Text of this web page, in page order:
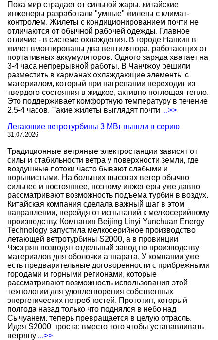
Пока мир страдает от сильной жары, китайские
инженеры разработали "умные" жилеты с климат-
контролем. Жилеты с кондиционированием почти не
отличаются от обычной рабочей одежды. Главное
отличие - в системе охлаждения. В городе Нанкин в
жилет вмонтированы два вентилятора, работающих от
портативных аккумуляторов. Одного заряда хватает на
3-4 часа непрерывной работы. В Чанчжоу решили
разместить в карманах охлаждающие элементы с
материалом, который при нагревании переходит из
твердого состояния в жидкое, активно поглощая тепло.
Это поддерживает комфортную температуру в течение
2,5-4 часов. Такие жилеты выглядят почти ...>>
Летающие ветротурбины 3 МВт вышли в серию
31.07.2026
Традиционные ветряные электростанции зависят от
силы и стабильности ветра у поверхности земли, где
воздушные потоки часто бывают слабыми и
порывистыми. На больших высотах ветер обычно
сильнее и постояннее, поэтому инженеры уже давно
рассматривают возможность подъема турбин в воздух.
Китайская компания сделала важный шаг в этом
направлении, перейдя от испытаний к мелкосерийному
производству. Компания Beijing Linyi Yunchuan Energy
Technology запустила мелкосерийное производство
летающей ветротурбины S2000, а в провинции
Чжэцзян возводят отдельный завод по производству
материалов для оболочки аппарата. У компании уже
есть предварительные договоренности с прибрежными
городами и горными регионами, которые
рассматривают возможность использования этой
технологии для удовлетворения собственных
энергетических потребностей. Прототип, который
полгода назад только что поднялся в небо над
Сычуанем, теперь превращается в целую отрасль.
Идея S2000 проста: вместо того чтобы устанавливать
ветряну ...>>